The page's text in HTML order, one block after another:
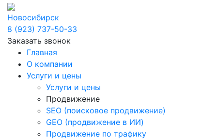
Новосибирск
8 (923) 737-50-33
Заказать звонок
Главная
О компании
Услуги и цены
Услуги и цены
Продвижение
SEO (поисковое продвижение)
GEO (продвижение в ИИ)
Продвижение по трафику